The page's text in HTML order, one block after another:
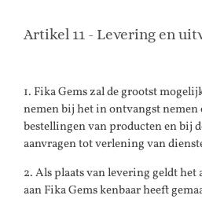
Artikel 11 - Levering en
1. Fika Gems zal de grootst
nemen bij het in ontvangst
bestellingen van producten en bij
aanvragen tot verlening van
2. Als plaats van levering geldt het
aan Fika Gems kenbaar heeft